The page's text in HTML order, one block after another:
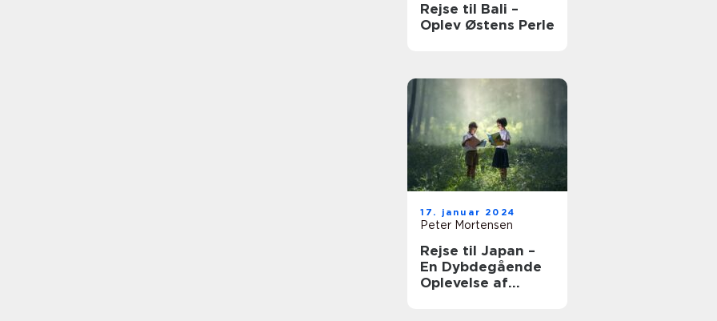
Rejse til Bali –
Oplev Østens Perle
17. januar 2024
Peter Mortensen
Rejse til Japan –
En Dybdegående
Oplevelse af